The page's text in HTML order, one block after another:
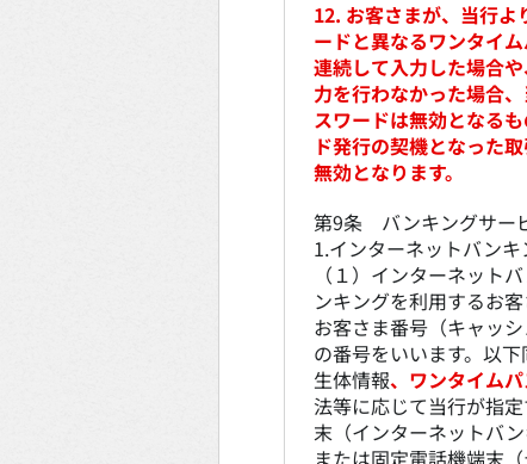
12. お客さまが、当行よ
ードと異なるワンタイ
連続して入力した場合
力を行わなかった場合
スワードは無効となる
ド発行の契機となった
無効となります。
第9条 バンキングサー
1.インターネットバン
（１）インターネット
ンキングを利用するお
お客さま番号（キャッ
の番号をいいます。以
生体情報、ワンタイム
法等に応じて当行が指
末（インターネットバ
または固定電話機端末